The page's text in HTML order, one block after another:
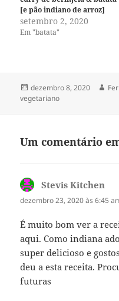
[e pão indiano de arroz]
setembro 2, 2020
Em "batata"
Publicado
em
dezembro 8, 2020
vegetariano
Um comentário
Stevis Kitchen
dezembro 23, 2020 às 6:45
É muito bom ver a
aqui. Como indiana
super delicioso e
deu a esta receita.
futuras